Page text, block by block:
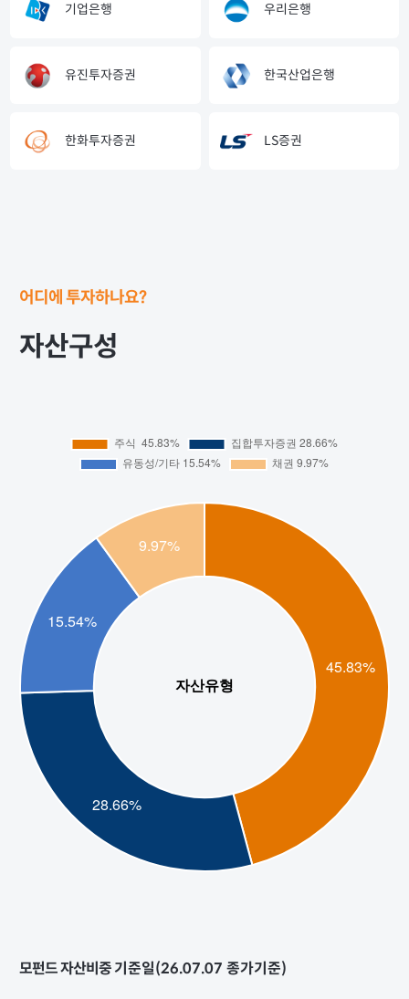
기업은행 우리은행
유진투자증권 한국산업은행
한화투자증권 LS증권
어디에 투자하나요?
자산구성
모펀드 자산비중 기준일(26.07.07 종가기준)